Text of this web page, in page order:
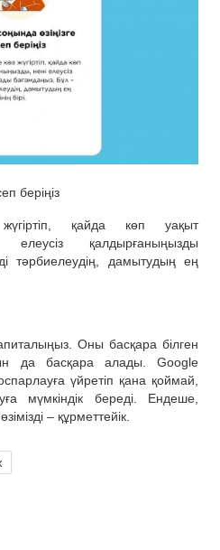
беріңіз
қайда көп уақыт
қалдырғаныңызды
тәрбиелеудің, дамытудың ең
Оны басқара білген
да басқара алады. Google
үйретіп қана қоймай,
мүмкіндік береді. Ендеше,
– құрметтейік.